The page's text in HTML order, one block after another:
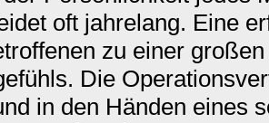
oft jahrelang. Eine
zu einer
Die
in den Händen eines